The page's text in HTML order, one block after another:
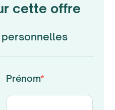
cette offre
Prénom*